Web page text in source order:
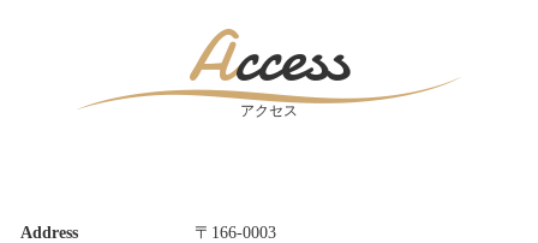
Access
アクセス
Address
〒166-0003